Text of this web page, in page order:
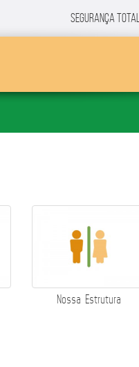
SEGURANÇA
Nossa Estrutura